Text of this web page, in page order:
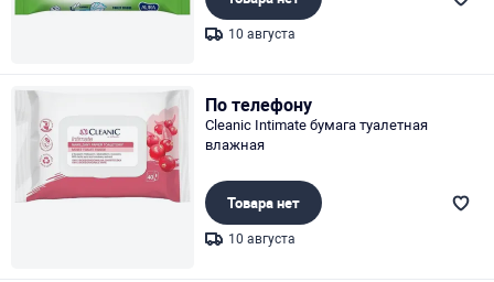
10 августа
По телефону
Cleanic Intimate бумага туалетная
влажная
Товара нет
10 августа